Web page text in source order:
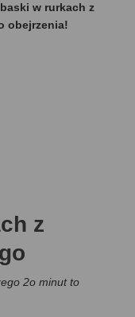
w rurkach z
obejrzenia!
z
2o minut to